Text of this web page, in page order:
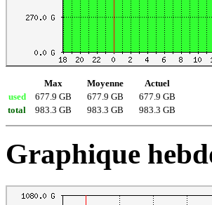
Max Moyenne
Actuel
used
677.9 GB 677.9 GB
677.9 GB
total
983.3 GB 983.3 GB 983.3 GB
Graphique